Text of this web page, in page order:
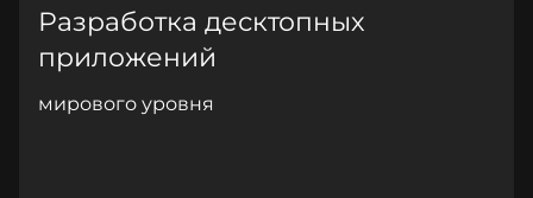
Разработка десктопных
приложений
мирового уровня